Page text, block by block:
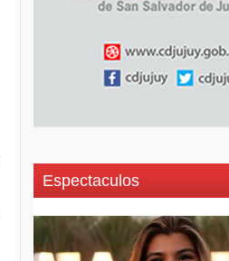
Espectaculos